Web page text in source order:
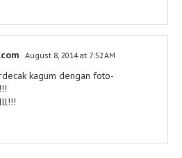
August 8, 2014 at 7:52 AM
kagum dengan foto-